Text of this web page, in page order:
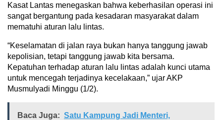
Kasat Lantas menegaskan bahwa keberhasilan operasi ini
sangat bergantung pada kesadaran masyarakat dalam
mematuhi aturan lalu lintas.
“Keselamatan di jalan raya bukan hanya tanggung jawab
kepolisian, tetapi tanggung jawab kita bersama.
Kepatuhan terhadap aturan lalu lintas adalah kunci utama
untuk mencegah terjadinya kecelakaan,” ujar AKP
Musmulyadi Minggu (1/2).
Baca Juga: Satu Kampung Jadi Menteri,